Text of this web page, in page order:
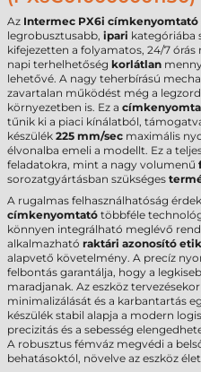
Az Intermec PX6i címkenyomtató
legrobusztusabb, ipari kategóriába
kifejezetten a folyamatos, 24/7
napi terhelhetőség korlátlan
lehetővé. A nagy teherbírású
zavartalan működést még a
környezetben is. Ez a
tűnik ki a piaci kínálatból,
készülék 225 mm/sec maximális
élvonalba emeli a modellt. Ez a
feladatokra, mint a nagy volumenű
sorozatgyártásban szükséges
A rugalmas felhasználhatóság
címkenyomtató többféle
könnyen integrálható meglévő
alkalmazható raktári azonosító
alapvető követelmény. A precíz
felbontás garantálja, hogy a
maradjanak. Az eszköz
minimalizálását és a karbantartás
készülék stabil alapja a modern
precizitás és a sebesség
A robusztus fémváz megvédi a
behatásoktól, növelve az eszköz